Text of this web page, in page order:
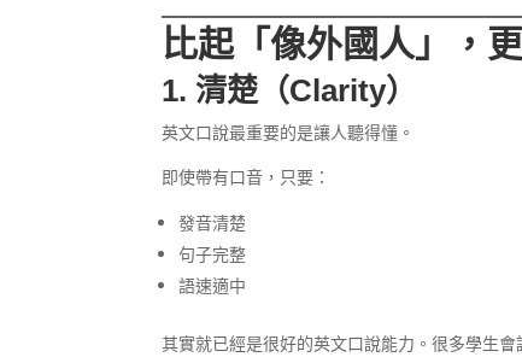
比起「像外國人」，
1. 清楚（Clarity）
英文口說最重要的是讓人聽得懂。
即使帶有口音，只要：
發音清楚
句子完整
語速適中
其實就已經是很好的英文口說能力。很多學生